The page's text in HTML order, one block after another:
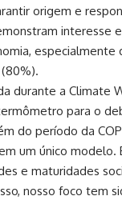
origem e
interesse
especialmente
durante a Climate
para o
do período da
um único modelo.
e maturidades
nosso foco tem